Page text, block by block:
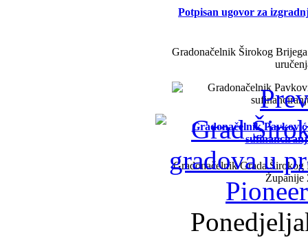
Potpisan ugovor za
Gradonačelnik Širokog
Gradonačelnik
Gradonačelnik Grada
Županije